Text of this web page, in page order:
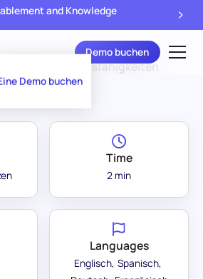
Demo buchen
and Knowledge
Demo buchen
Kommunikationsfähigkeiten
Time
2 min
Languages
Englisch Spanisch